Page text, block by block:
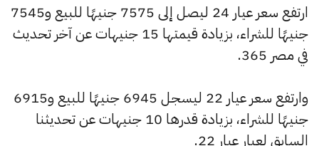
ارتفع سعر عيار 24 ليصل إلى 7575 جنيهًا للبيع و7545
جنيهًا للشراء، بزيادة قيمتها 15 جنيهات عن آخر تحديث
في مصر 365.
وارتفع سعر عيار 22 ليسجل 6945 جنيهًا للبيع و6915
جنيهًا للشراء، بزيادة قدرها 10 جنيهات عن تحديثنا
السابق لعيار عيار 22.